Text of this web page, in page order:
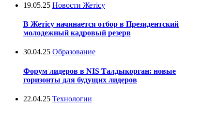
19.05.25 Новости Жетісу
В Жетісу начинается отбор в Президентский
молодежный кадровый резерв
30.04.25 Образование
Форум лидеров в NIS Талдыкорган: новые
горизонты для будущих лидеров
22.04.25 Технологии